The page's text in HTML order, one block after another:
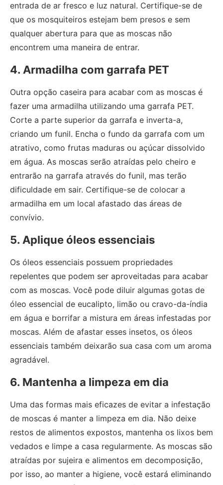
entrada de ar fresco e luz natural. Certifique-se de
que os mosquiteiros estejam bem presos e sem
qualquer abertura para que as moscas não
encontrem uma maneira de entrar.
4. Armadilha com garrafa PET
Outra opção caseira para acabar com as moscas é
fazer uma armadilha utilizando uma garrafa PET.
Corte a parte superior da garrafa e inverta-a,
criando um funil. Encha o fundo da garrafa com um
atrativo, como frutas maduras ou açúcar dissolvido
em água. As moscas serão atraídas pelo cheiro e
entrarão na garrafa através do funil, mas terão
dificuldade em sair. Certifique-se de colocar a
armadilha em um local afastado das áreas de
convívio.
5. Aplique óleos essenciais
Os óleos essenciais possuem propriedades
repelentes que podem ser aproveitadas para acabar
com as moscas. Você pode diluir algumas gotas de
óleo essencial de eucalipto, limão ou cravo-da-índia
em água e borrifar a mistura em áreas infestadas por
moscas. Além de afastar esses insetos, os óleos
essenciais também deixarão sua casa com um aroma
agradável.
6. Mantenha a limpeza em dia
Uma das formas mais eficazes de evitar a infestação
de moscas é manter a limpeza em dia. Não deixe
restos de alimentos expostos, mantenha os lixos bem
vedados e limpe a casa regularmente. As moscas são
atraídas por sujeira e alimentos em decomposição,
por isso, ao manter a higiene, você estará eliminando